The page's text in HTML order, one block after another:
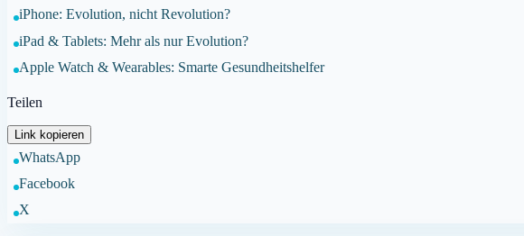
iPhone: Evolution, nicht Revolution?
iPad & Tablets: Mehr als nur Evolution?
Apple Watch & Wearables: Smarte Gesundheitshelfer
Teilen
Link kopieren
WhatsApp
Facebook
X